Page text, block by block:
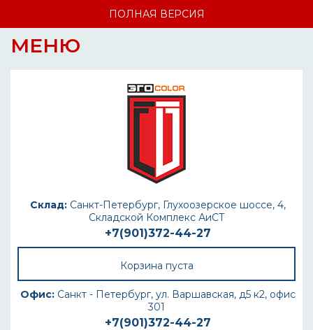
ПОЛНАЯ ВЕРСИЯ
МЕНЮ
Склад: Санкт-Петербург, Глухоозерское шоссе, 4,
Складской Комплекс АиСТ
+7(901)372-44-27
Корзина пуста
Офис: Санкт - Петербург, ул. Варшавская, д5 к2, офис
301
+7(901)372-44-27